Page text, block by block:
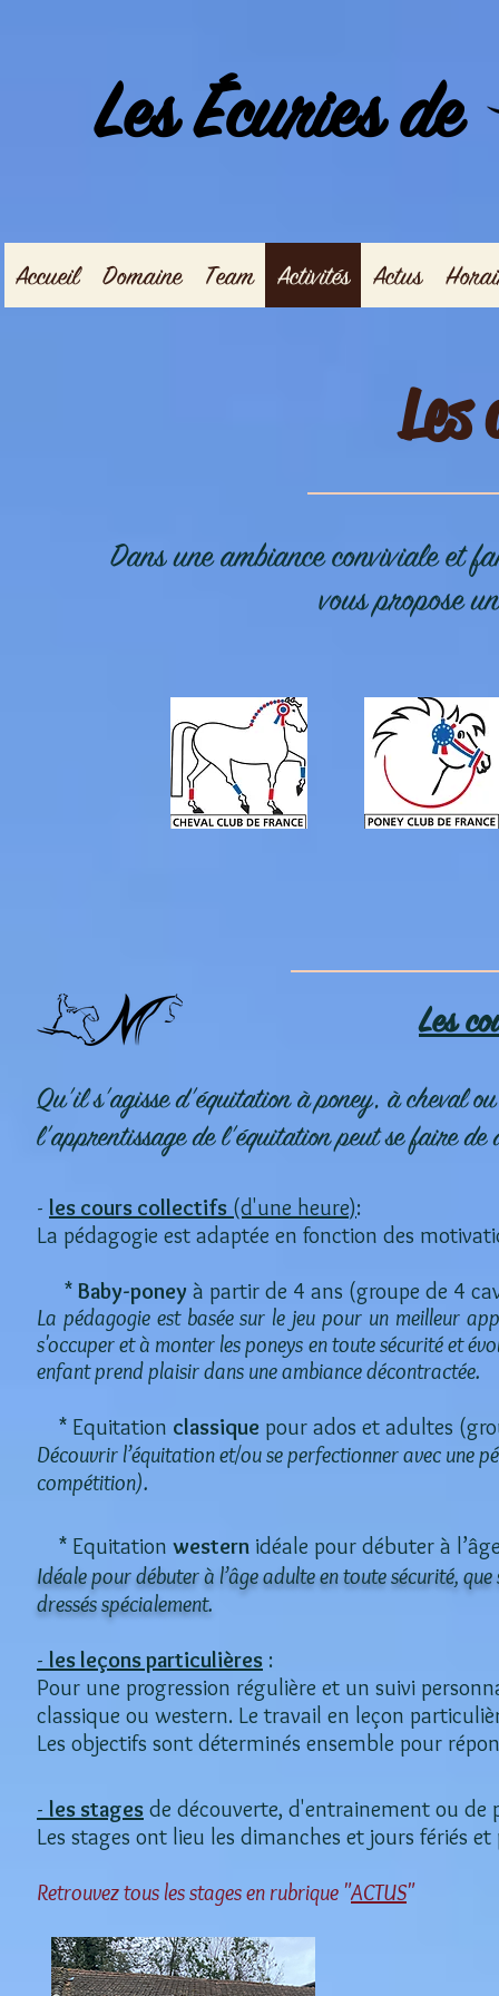
Les Écuries de
Accueil Domaine Team Activités Actus
Dans une ambiance conviviale et
vous propose
Les
- les cours collectifs (d'une heure):
La pédagogie est adaptée en fonction des
* Baby-poney à partir de 4 ans (groupe de 4
La pédagogie est basée sur le jeu pour un meilleur
s'occuper et à monter les poneys en toutesécurité et
enfant prend plaisir dans une ambiance décontractée.
* Equitation classique pour ados et adultes
Découvrir l’équitation et/ou se perfectionner avec une
compétition).
* Equitation western idéale pour débuter à
Idéale pour débuter à l’âge adulte en toute sécurité,
dressés
- les leçons particulières :
Pour une progression régulière et un suivi
classique ou western. Le travail en leçon
Les objectifs sont déterminés ensemble pour
- les stages de découverte, d'entrainement ou
Les stages ont lieu les dimanches et jours fériés
Retrouvez tous les stages en rubrique "ACTUS"
Qu'il s'agisse d'équitation à poney, à cheval
l'apprentissage de l'équitation peut se faire de